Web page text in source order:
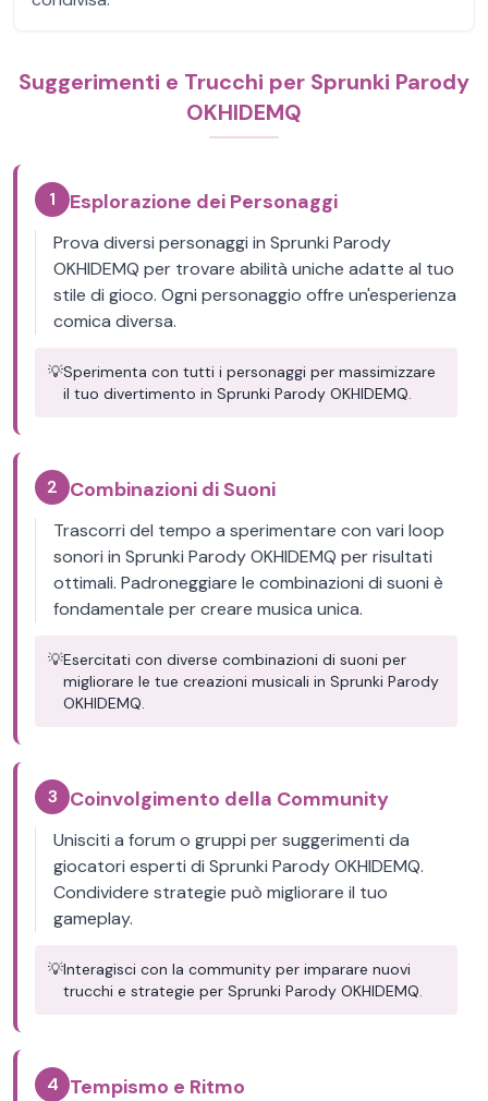
Suggerimenti e Trucchi per Sprunki Parody
OKHIDEMQ
1 Esplorazione dei Personaggi
Prova diversi personaggi in Sprunki Parody
OKHIDEMQ per trovare abilità uniche adatte al tuo
stile di gioco. Ogni personaggio offre un'esperienza
comica diversa.
💡Sperimenta con tutti i personaggi per massimizzare
il tuo divertimento in Sprunki Parody OKHIDEMQ.
2 Combinazioni di Suoni
Trascorri del tempo a sperimentare con vari loop
sonori in Sprunki Parody OKHIDEMQ per risultati
ottimali. Padroneggiare le combinazioni di suoni è
fondamentale per creare musica unica.
💡Esercitati con diverse combinazioni di suoni per
migliorare le tue creazioni musicali in Sprunki Parody
OKHIDEMQ.
3 Coinvolgimento della Community
Unisciti a forum o gruppi per suggerimenti da
giocatori esperti di Sprunki Parody OKHIDEMQ.
Condividere strategie può migliorare il tuo
gameplay.
💡Interagisci con la community per imparare nuovi
trucchi e strategie per Sprunki Parody OKHIDEMQ.
4 Tempismo e Ritmo